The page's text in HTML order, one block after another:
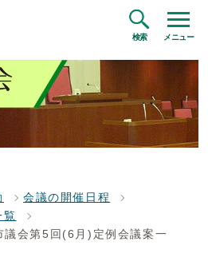
検索 メニュー
会議の開催日程
覧
議会第5回(6月)定例会議案一